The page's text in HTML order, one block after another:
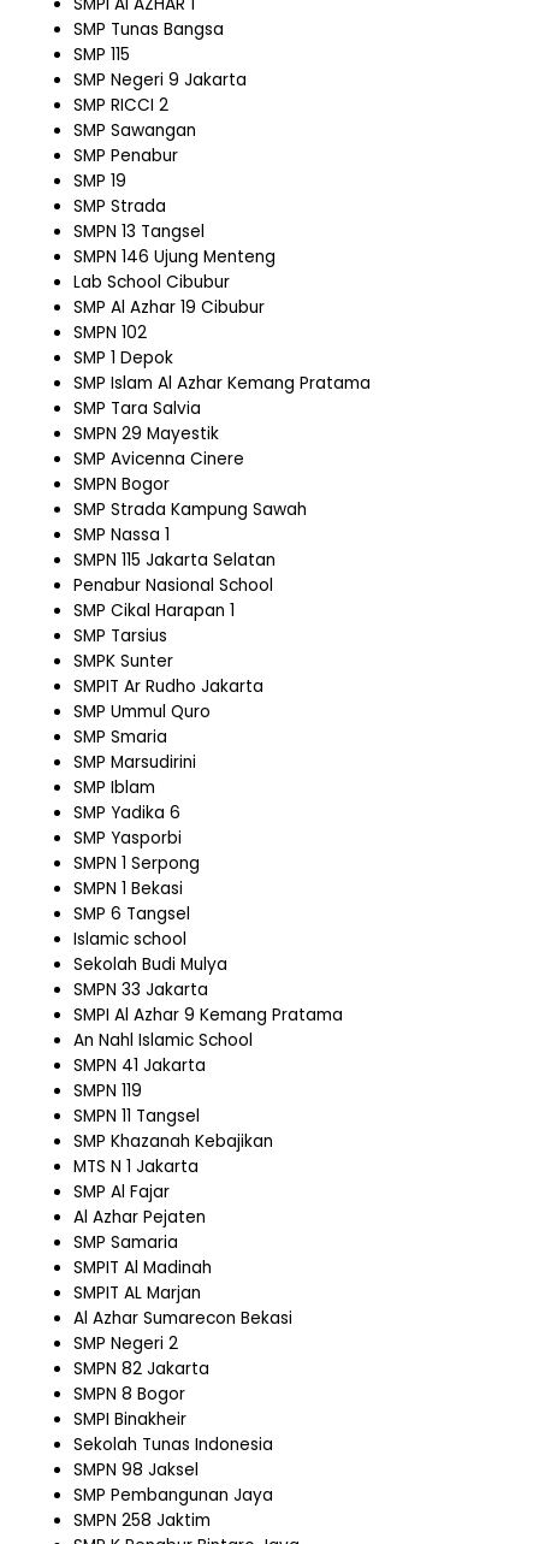
SMP Tunas Bangsa
SMP 115
SMP Negeri 9 Jakarta
SMP RICCI 2
SMP Sawangan
SMP Penabur
SMP 19
SMP Strada
SMPN 13 Tangsel
SMPN 146 Ujung Menteng
Lab School Cibubur
SMP Al Azhar 19 Cibubur
SMPN 102
SMP 1 Depok
SMP Islam Al Azhar Kemang Pratama
SMP Tara Salvia
SMPN 29 Mayestik
SMP Avicenna Cinere
SMPN Bogor
SMP Strada Kampung Sawah
SMP Nassa 1
SMPN 115 Jakarta Selatan
Penabur Nasional School
SMP Cikal Harapan 1
SMP Tarsius
SMPK Sunter
SMPIT Ar Rudho Jakarta
SMP Ummul Quro
SMP Smaria
SMP Marsudirini
SMP Iblam
SMP Yadika 6
SMP Yasporbi
SMPN 1 Serpong
SMPN 1 Bekasi
SMP 6 Tangsel
Islamic school
Sekolah Budi Mulya
SMPN 33 Jakarta
SMPI Al Azhar 9 Kemang Pratama
An Nahl Islamic School
SMPN 41 Jakarta
SMPN 119
SMPN 11 Tangsel
SMP Khazanah Kebajikan
MTS N 1 Jakarta
SMP Al Fajar
Al Azhar Pejaten
SMP Samaria
SMPIT Al Madinah
SMPIT AL Marjan
Al Azhar Sumarecon Bekasi
SMP Negeri 2
SMPN 82 Jakarta
SMPN 8 Bogor
SMPI Binakheir
Sekolah Tunas Indonesia
SMPN 98 Jaksel
SMP Pembangunan Jaya
SMPN 258 Jaktim